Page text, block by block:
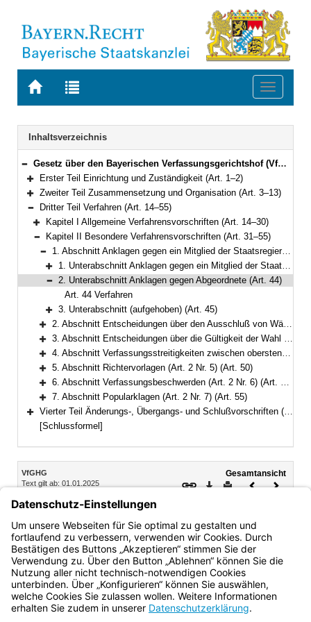
Zur
BAYERN.RECHT
Zur
letzten
Suche
Toggle
Navigation
Inhaltsverzeichnis
Bereich reduzieren
Gesetz über den Bayerischen Verfassungsgerichtshof (VfGHG) Vom 10. Mai 1990 (GVBl. S. 122, 231) BayRS 1103-1-I (Art. 1–57)
Bereich erweitern
Erster Teil Einrichtung und Zuständigkeit (Art. 1–2)
Bereich erweitern
Zweiter Teil Zusammensetzung und Organisation (Art. 3–13)
Bereich reduzieren
Dritter Teil Verfahren (Art. 14–55)
Bereich erweitern
Kapitel I Allgemeine Verfahrensvorschriften (Art. 14–30)
Bereich reduzieren
Kapitel II Besondere Verfahrensvorschriften (Art. 31–55)
Bereich reduzieren
1. Abschnitt Anklagen gegen ein Mitglied der Staatsregierung oder des Landtags (Art. 2 Nr. 1) (Art. 31–45)
Bereich erweitern
1. Unterabschnitt Anklagen gegen ein Mitglied der Staatsregierung (Art. 31–43)
Bereich reduzieren
2. Unterabschnitt Anklagen gegen Abgeordnete (Art. 44)
Art. 44 Verfahren
Bereich erweitern
3. Unterabschnitt (aufgehoben) (Art. 45)
Bereich erweitern
2. Abschnitt Entscheidungen über den Ausschluß von Wählergruppen von Wahlen und Abstimmungen (Art. 2 Nr. 2) (Art. 46–47)
Bereich erweitern
3. Abschnitt Entscheidungen über die Gültigkeit der Wahl der Mitglieder des Landtags und den Verlust der Mitgliedschaft beim Landtag (Art. 2 Nr. 3) (Art. 48)
Bereich erweitern
4. Abschnitt Verfassungsstreitigkeiten zwischen obersten Staatsorganen; Meinungsverschiedenheiten über Verfassungsänderung (Art. 2 Nrn. 4 und 8) (Art. 49)
Bereich erweitern
5. Abschnitt Richtervorlagen (Art. 2 Nr. 5) (Art. 50)
Bereich erweitern
6. Abschnitt Verfassungsbeschwerden (Art. 2 Nr. 6) (Art. 51–54)
Bereich erweitern
7. Abschnitt Popularklagen (Art. 2 Nr. 7) (Art. 55)
Bereich erweitern
Vierter Teil Änderungs-, Übergangs- und Schlußvorschriften (Art. 56–57)
[Schlussformel]
Inhalt
VfGHG
Text gilt ab: 01.01.2025
Gesamtansicht
Download
DruckenVorheriges
2. Unterabschnitt Anklagen gegen Abgeordnete
Art. 44 Verfahren
Bayern.de
BayernPortal